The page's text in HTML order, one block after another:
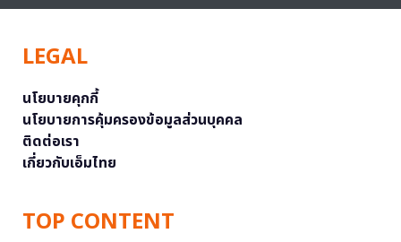
LEGAL
นโยบายคุกกี้
นโยบายการคุ้มครองข้อมูลส่วนบุคคล
ติดต่อเรา
เกี่ยวกับเอ็มไทย
TOP CONTENT